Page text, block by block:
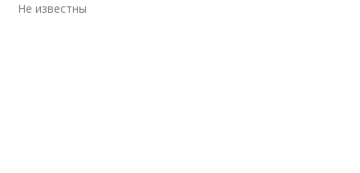
Не известны